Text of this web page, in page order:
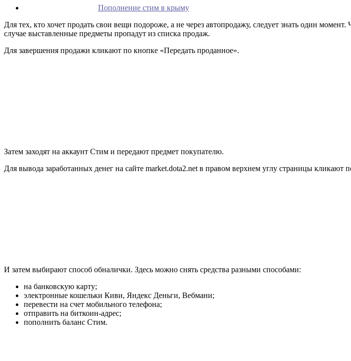
Пополнение стим в крыму
Для тех, кто хочет продать свои вещи подороже, а не через автопродажу, следует знать один
случае выставленные предметы пропадут из списка продаж.
Для завершения продажи кликают по кнопке «Передать проданное».
Затем заходят на аккаунт Стим и передают предмет покупателю.
Для вывода заработанных денег на сайте market.dota2.net в правом верхнем углу страницы
И затем выбирают способ обналички. Здесь можно снять средства разными способами:
на банковскую карту;
электронные кошельки Киви, Яндекс Деньги, Вебмани;
перевести на счет мобильного телефона;
отправить на биткоин-адрес;
пополнить баланс Стим.